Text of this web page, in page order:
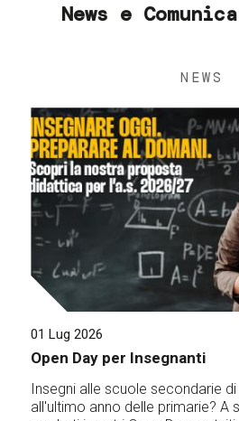
News e
NEWS
01 Lug 2026
Open Day per Insegnanti
Insegni alle scuole secondarie
all'ultimo anno delle primarie? A